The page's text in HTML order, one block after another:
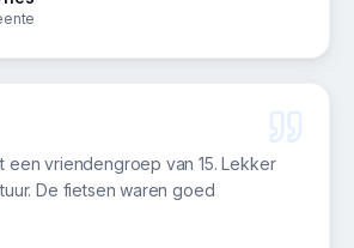
een vriendengroep van 15. Lekker
De fietsen waren goed